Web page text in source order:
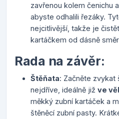
zavřenou kolem čenichu
abyste odhalili řezáky.
nejcitlivější, takže je
kartáčkem od dásně
Rada na závěr:
Štěňata: Začněte zvykat
nejdříve, ideálně již ve
měkký zubní kartáček a
štěněcí zubní pasty.